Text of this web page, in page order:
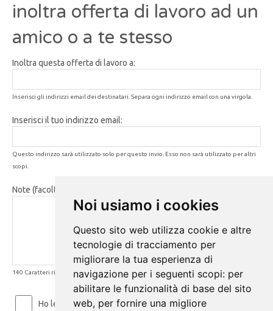
Noi usiamo i cookies
Questo sito web utilizza cookie e altre
tecnologie di tracciamento per
migliorare la tua esperienza di
navigazione per i seguenti scopi: per
abilitare le funzionalità di base del sito
web, per fornire una migliore
inoltra offerta di lavoro ad un
amico o a te stesso
Inoltra questa offerta di lavoro a:
Inserisci gli indirizzi email dei destinatari. Separa ogni indirizzo email con una virgola.
Inserisci il tuo indirizzo email:
Questo indirizzo sarà utilizzato solo per questo invio. Esso non sarà utilizzato per altri
scopi.
Note (facoltativo):
140 Caratteri rimanenti
Ho letto ed accetto leCondizioni d'usoe laPrivacy Policy